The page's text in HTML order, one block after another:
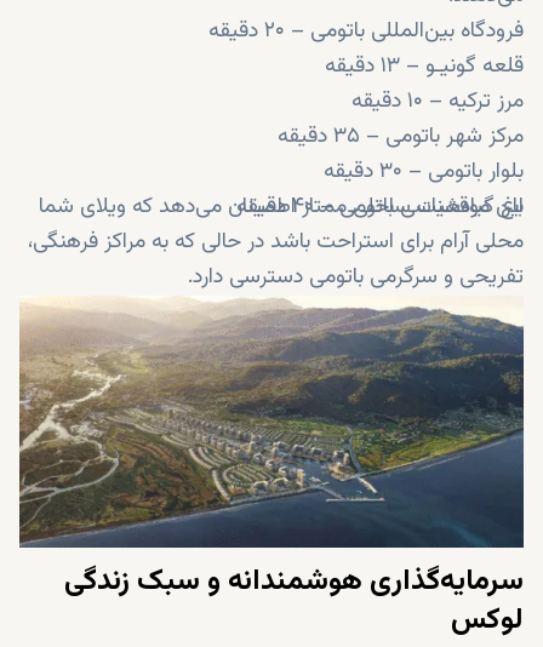
فرودگاه بین‌المللی باتومی – ۲۰ دقیقه
قلعه گونیـو – ۱۳ دقیقه
مرز ترکیه – ۱۰ دقیقه
مرکز شهر باتومی – ۳۵ دقیقه
بلوار باتومی – ۳۰ دقیقه
باغ گیاه‌شناسی باتومی – ۴۰ دقیقه
این موقعیت ساحلی ممتاز اطمینان می‌دهد که ویلای شما
محلی آرام برای استراحت باشد در حالی که به مراکز فرهنگی،
تفریحی و سرگرمی باتومی دسترسی دارد.
سرمایه‌گذاری هوشمندانه و سبک زندگی
لوکس